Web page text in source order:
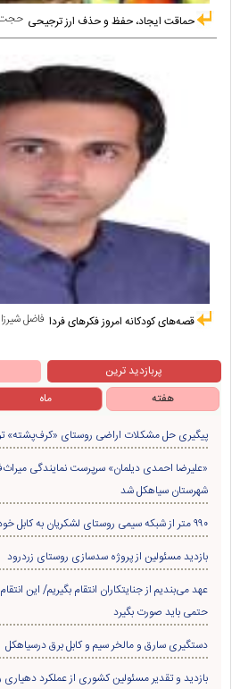
حجت حماقت ایجاد، حفظ و حذف ارز ترجیحی
فاضل قصه‌های کودکانه امروز فکرهای فردا
پربازدید ترین
هفته
ماه
پیگیری حل مشکلات اراضی روستای «کرف‌پشته»
«علیرضا احمدی دیلمان» سرپرست نمایندگی
شهرستان سیاهکل شد
۹۹۰ متر از شبکه سیمی روستای لشکریان به کابل خودنگهدار ارتقاء یافت
بازدید مسئولین از پروژه سدسازی روستای زردرود
عهد می‌بندیم از جنایتکاران انتقام بگیریم/ این
حتمی باید صورت بگیرد
دستگیری سارق و مالخر سیم و کابل برق درسیاهکل
بازدید و تقدیر مسئولین کشوری از عملکرد